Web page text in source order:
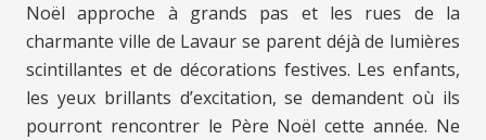
Noël approche à grands pas et les rues de la
charmante ville de Lavaur se parent déjà de lumières
scintillantes et de décorations festives. Les enfants,
les yeux brillants d’excitation, se demandent où ils
pourront rencontrer le Père Noël cette année. Ne